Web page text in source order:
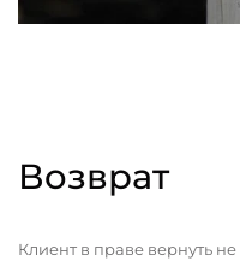
Возврат
Клиент в праве вернуть